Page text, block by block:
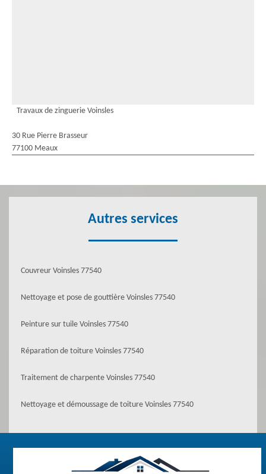
Travaux de zinguerie Voinsles
30 Rue Pierre Brasseur
77100 Meaux
Autres services
Couvreur Voinsles 77540
Nettoyage et pose de gouttière Voinsles 77540
Peinture sur tuile Voinsles 77540
Réparation de toiture Voinsles 77540
Traitement de charpente Voinsles 77540
Nettoyage et démoussage de toiture Voinsles 77540